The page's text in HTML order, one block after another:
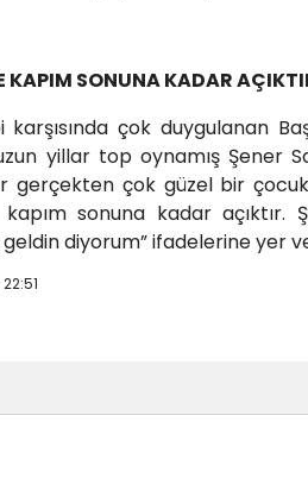
KAPIM SONUNA KADAR
çok duygulanan
yillar top oynamış Şener
gerçekten çok güzel bir
sonuna kadar açıktır.
diyorum” ifadelerine yer